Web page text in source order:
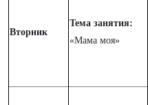
Вторник
Тема занятия:
«Мама моя»